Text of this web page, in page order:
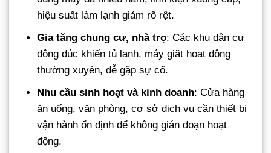
hiệu suất làm lạnh giảm rõ rệt.
Gia tăng chung cư, nhà trọ: Các khu dân cư
đông đúc khiến tủ lạnh, máy giặt hoạt động
thường xuyên, dễ gặp sự cố.
Nhu cầu sinh hoạt và kinh doanh: Cửa hàng
ăn uống, văn phòng, cơ sở dịch vụ cần thiết bị
vận hành ổn định để không gián đoạn hoạt
động.